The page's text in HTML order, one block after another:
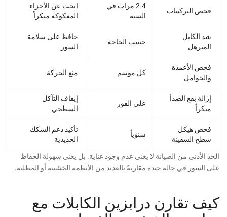
فحص التركيبات
2-4 مرات في
السنة
ابحث عن الأجزاء
المفكوكة مبكراً
شد الكابل
المترهل
حسب الحاجة
حافظ على سلامة
السور
فحص الأعمدة
والحوامل
كل موسم منع الحركة
إزالة بقع الصدأ
مبكراً
على الفور
إيقاف التآكل
السطحي
فحص هيكل
سطح السفينة
سنوياً
تأكيد دعم السكك
الحديدية
الحد الأدنى من الصيانة لا يعني عدم وجود عناية. بل يعني سهولة الحفاظ
على السور في حالة جيدة مقارنةً بالعديد من الأنظمة الخشبية أو المطلية.
كيف تقارن درابزين الكابلات مع